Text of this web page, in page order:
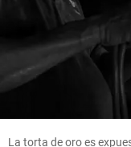
La torta de oro es